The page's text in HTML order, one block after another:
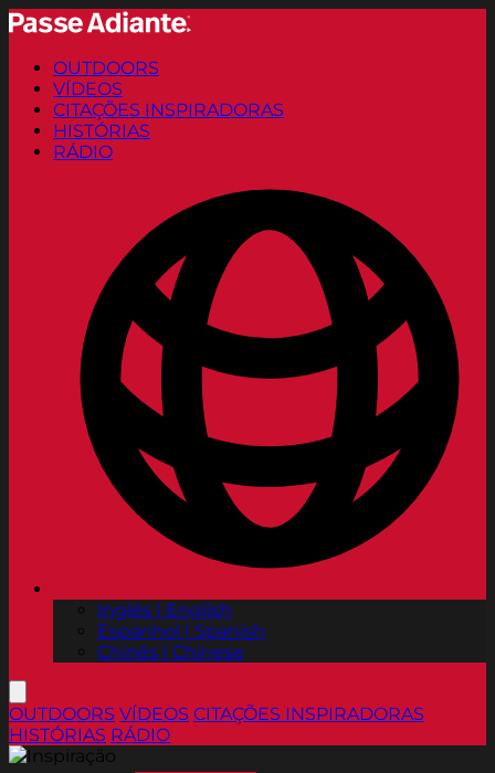
OUTDOORS
VÍDEOS
CITAÇÕES INSPIRADORAS
HISTÓRIAS
RÁDIO
Inglés | English
Espanhol | Spanish
Chinês | Chinese
OUTDOORS VÍDEOS CITAÇÕES INSPIRADORAS
HISTÓRIAS RÁDIO